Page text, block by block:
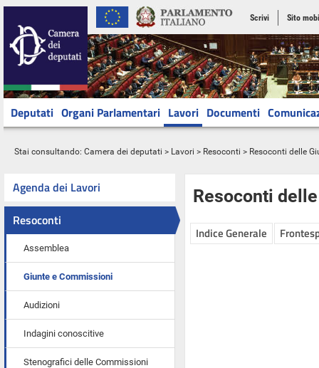
Scrivi Sito
Deputati Organi Parlamentari Lavori Documenti
Stai consultando: Camera dei deputati > Lavori > Resoconti > Resoconti delle
Agenda dei Lavori
Resoconti
Assemblea
Giunte e Commissioni
Audizioni
Indagini conoscitive
Stenografici delle Commissioni
Resoconti
Indice Generale